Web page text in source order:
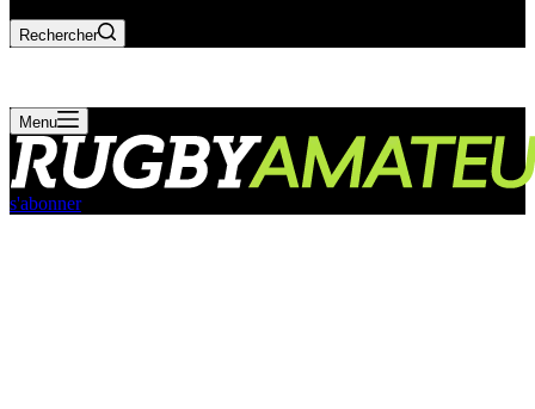
Rechercher
Menu
s'abonner